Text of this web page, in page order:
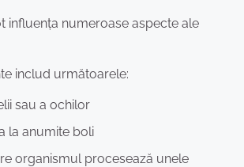
influența numeroase aspecte ale
includ următoarele:
sau a ochilor
la anumite boli
organismul procesează unele